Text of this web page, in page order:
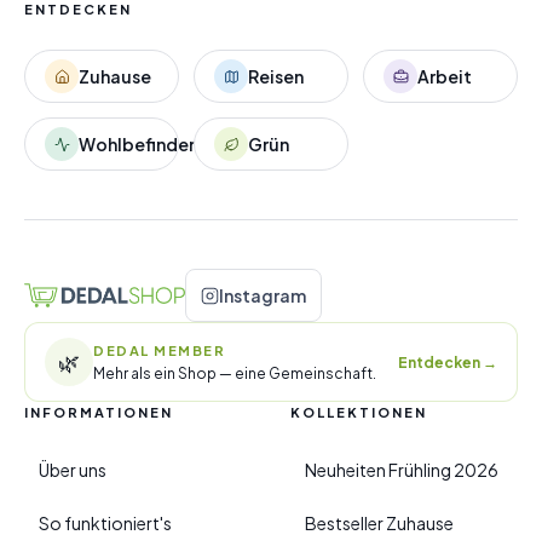
ENTDECKEN
Zuhause Reisen Arbeit
Wohlbefinden Grün
Instagram
🌿 DEDAL MEMBER
Mehr als ein Shop — eine Gemeinschaft.
Entdecken →
INFORMATIONEN
Über uns
So funktioniert's
KOLLEKTIONEN
Neuheiten Frühling 2026
Bestseller Zuhause